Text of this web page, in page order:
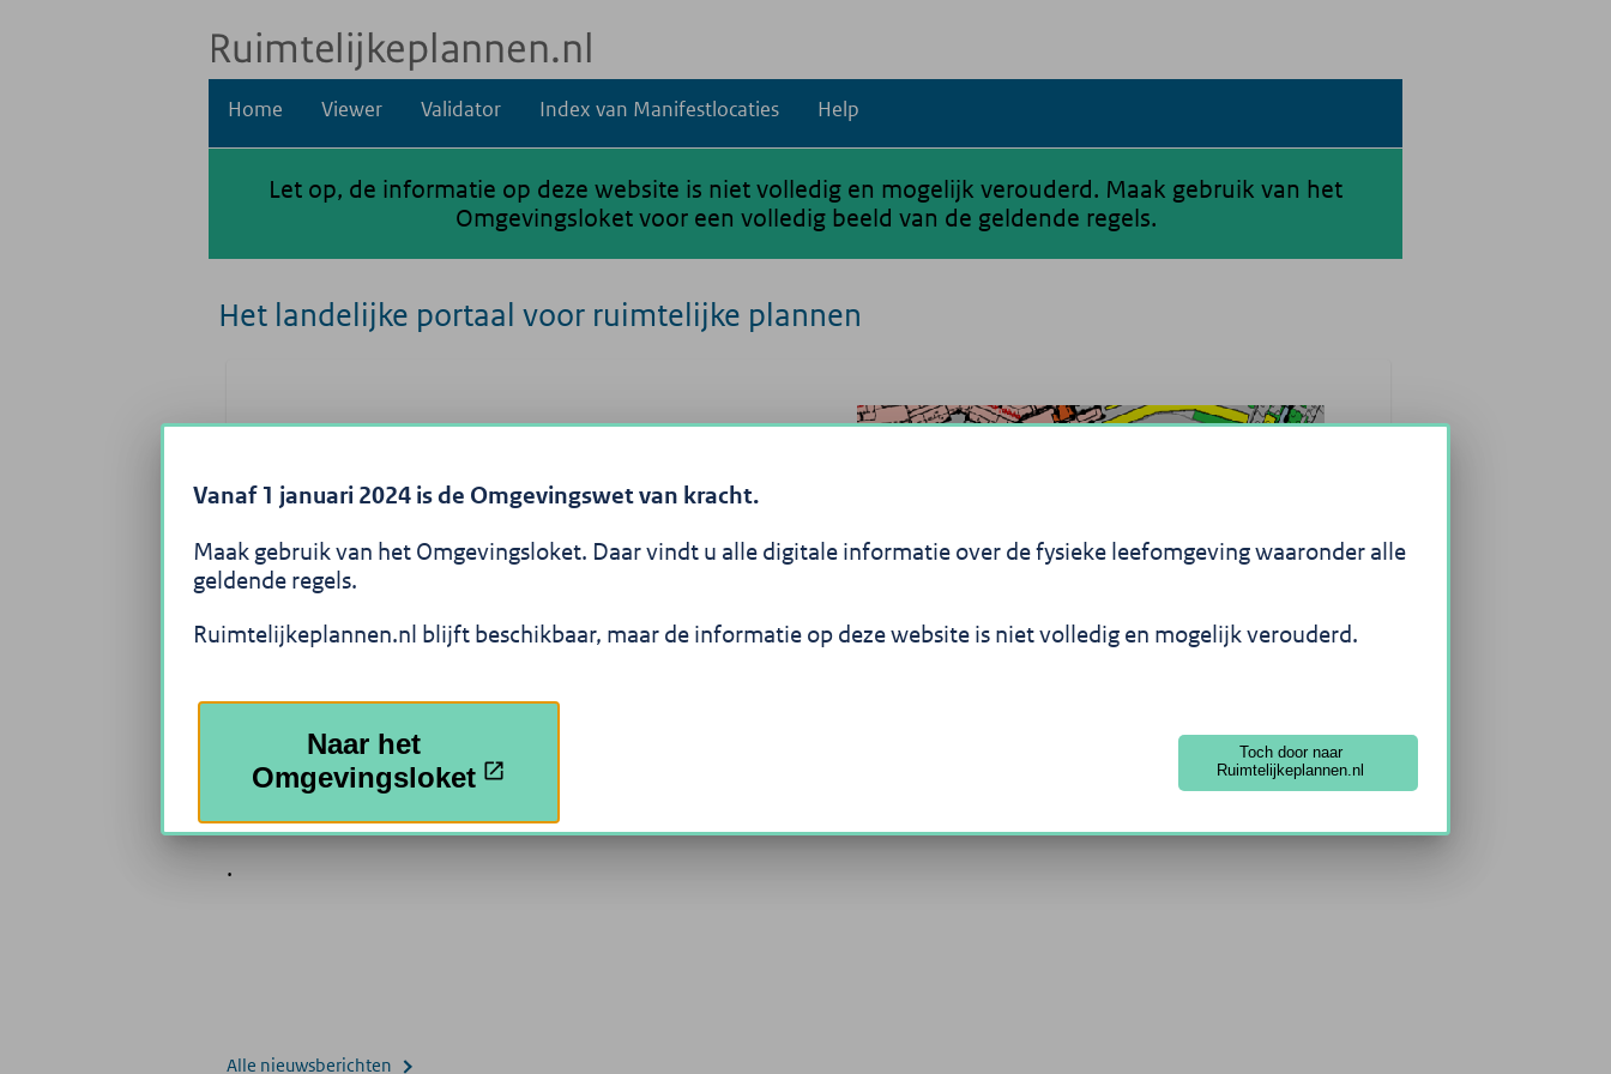
Home Viewer Validator Index van Manifestlocaties Help
Let op, de informatie op deze website is niet volledig en mogelijk verouderd. Maak gebruik van het
Omgevingsloket voor een volledig beeld van de geldende regels.
Het landelijke portaal voor ruimtelijke plannen
Op Ruimtelijkeplannen.nl vindt u
bestemmingsplannen, structuurvisies en algemene
regels die gemaakt zijn door gemeentes, provincies en
het Rijk.
Plannen Zoeken
Actueel
.
Alle nieuwsberichten
Vanaf 1 januari 2024 is de Omgevingswet van kracht.
Maak gebruik van het Omgevingsloket. Daar vindt u alle digitale informatie over de fysieke leefomgeving waaronder alle
geldende regels.
Ruimtelijkeplannen.nl blijft beschikbaar, maar de informatie op deze website is niet volledig en mogelijk verouderd.
Naar het
Omgevingsloket
Toch door naar
Ruimtelijkeplannen.nl